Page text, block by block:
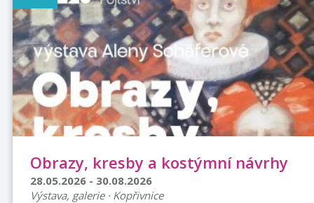
Obrazy, kresby a kostýmní návrhy
28.05.2026 - 30.08.2026
Výstava, galerie · Kopřivnice